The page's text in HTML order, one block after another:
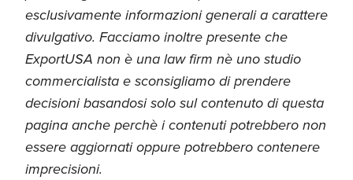
esclusivamente informazioni generali a carattere
divulgativo. Facciamo inoltre presente che
ExportUSA non è una law firm nè uno studio
commercialista e sconsigliamo di prendere
decisioni basandosi solo sul contenuto di questa
pagina anche perchè i contenuti potrebbero non
essere aggiornati oppure potrebbero contenere
imprecisioni.